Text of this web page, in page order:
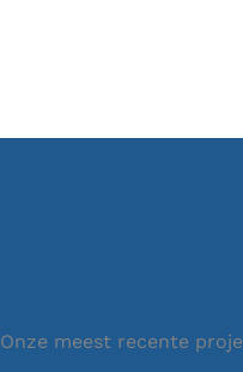
Onze meest recente